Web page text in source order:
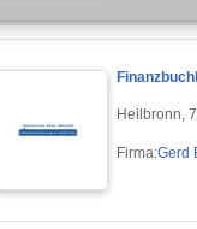
Heilbronn,
Firma:Gerd